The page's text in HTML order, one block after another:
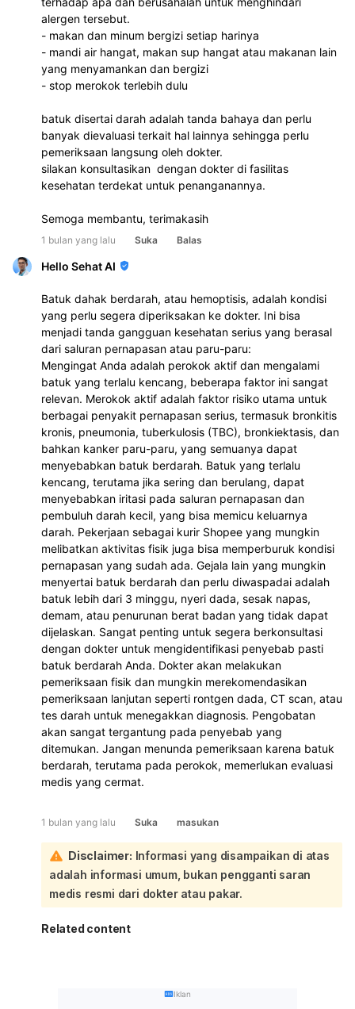
alergen tersebut.
- makan dan minum bergizi setiap harinya
- mandi air hangat, makan sup hangat atau makanan lain
yang menyamankan dan bergizi
- stop merokok terlebih dulu
batuk disertai darah adalah tanda bahaya dan perlu
banyak dievaluasi terkait hal lainnya sehingga perlu
pemeriksaan langsung oleh dokter.
silakan konsultasikan  dengan dokter di fasilitas
kesehatan terdekat untuk penanganannya.
Semoga membantu, terimakasih
1 bulan yang lalu Suka Balas
Hello Sehat AI
Batuk dahak berdarah, atau hemoptisis, adalah kondisi
yang perlu segera diperiksakan ke dokter. Ini bisa
menjadi tanda gangguan kesehatan serius yang berasal
dari saluran pernapasan atau paru-paru:
Mengingat Anda adalah perokok aktif dan mengalami
batuk yang terlalu kencang, beberapa faktor ini sangat
relevan. Merokok aktif adalah faktor risiko utama untuk
berbagai penyakit pernapasan serius, termasuk bronkitis
kronis, pneumonia, tuberkulosis (TBC), bronkiektasis, dan
bahkan kanker paru-paru, yang semuanya dapat
menyebabkan batuk berdarah. Batuk yang terlalu
kencang, terutama jika sering dan berulang, dapat
menyebabkan iritasi pada saluran pernapasan dan
pembuluh darah kecil, yang bisa memicu keluarnya
darah. Pekerjaan sebagai kurir Shopee yang mungkin
melibatkan aktivitas fisik juga bisa memperburuk kondisi
pernapasan yang sudah ada. Gejala lain yang mungkin
menyertai batuk berdarah dan perlu diwaspadai adalah
batuk lebih dari 3 minggu, nyeri dada, sesak napas,
demam, atau penurunan berat badan yang tidak dapat
dijelaskan. Sangat penting untuk segera berkonsultasi
dengan dokter untuk mengidentifikasi penyebab pasti
batuk berdarah Anda. Dokter akan melakukan
pemeriksaan fisik dan mungkin merekomendasikan
pemeriksaan lanjutan seperti rontgen dada, CT scan, atau
tes darah untuk menegakkan diagnosis. Pengobatan
akan sangat tergantung pada penyebab yang
ditemukan. Jangan menunda pemeriksaan karena batuk
berdarah, terutama pada perokok, memerlukan evaluasi
medis yang cermat.
1 bulan yang lalu Suka masukan
Disclaimer: Informasi yang disampaikan di atas
adalah informasi umum, bukan pengganti saran
medis resmi dari dokter atau pakar.
Related content
Iklan